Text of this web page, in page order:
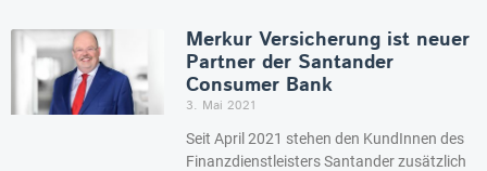
Merkur Versicherung ist neuer
Partner der Santander
Consumer Bank
3. Mai 2021
Seit April 2021 stehen den KundInnen des
Finanzdienstleisters Santander zusätzlich